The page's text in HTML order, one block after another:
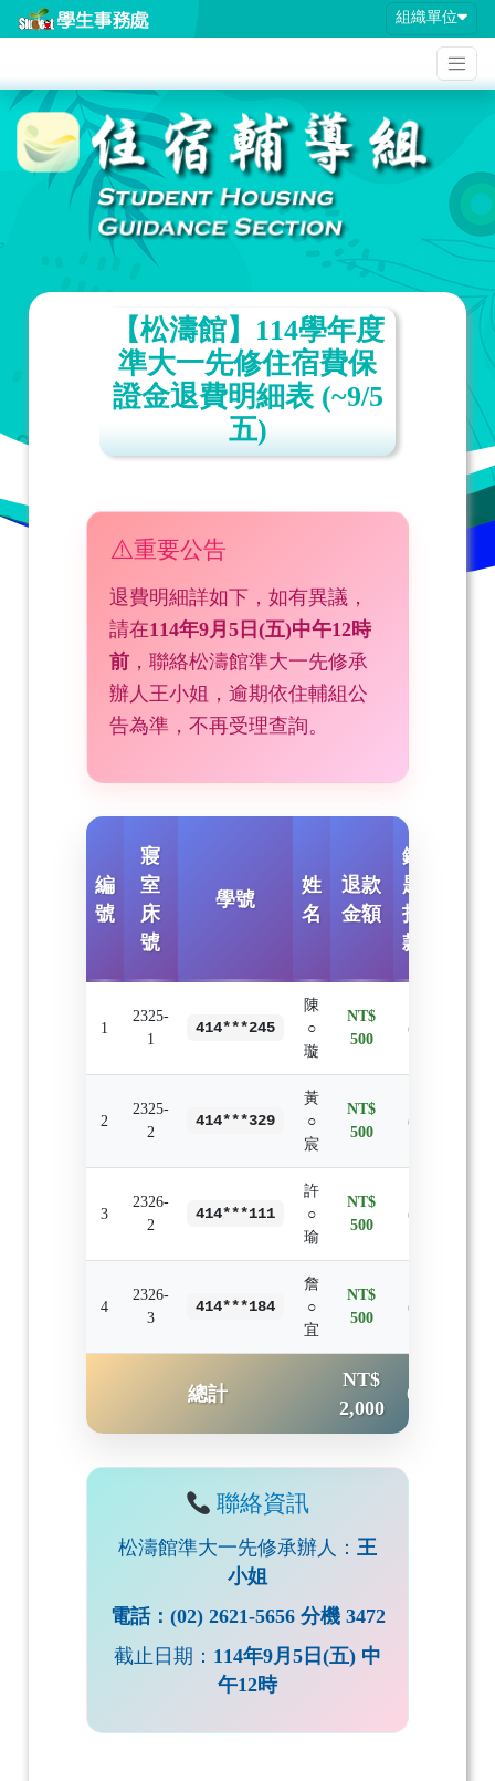
組織單位
【松濤館】114學年度
準大一先修住宿費保
證金退費明細表 (~9/5
五)
重要公告
退費明細詳如下，如有異議，
請在114年9月5日(五)中午12時
前，聯絡松濤館準大一先修承
辦人王小姐，逾期依住輔組公
告為準，不再受理查詢。
編
號
寢
室
床
號
學號
姓
名
退款
金額
鑰
匙
扣
款
1
2325-
1
414***245
陳
○
璇
NT$
500
0
2
2325-
2
414***329
黃
○
宸
NT$
500
0
3
2326-
2
414***111
許
○
瑜
NT$
500
0
4
2326-
3
414***184
詹
○
宜
NT$
500
0
總計
NT$
2,000
0
聯絡資訊
松濤館準大一先修承辦人： 王
小姐
電話：(02) 2621-5656 分機 3472
截止日期： 114年9月5日(五) 中
午12時